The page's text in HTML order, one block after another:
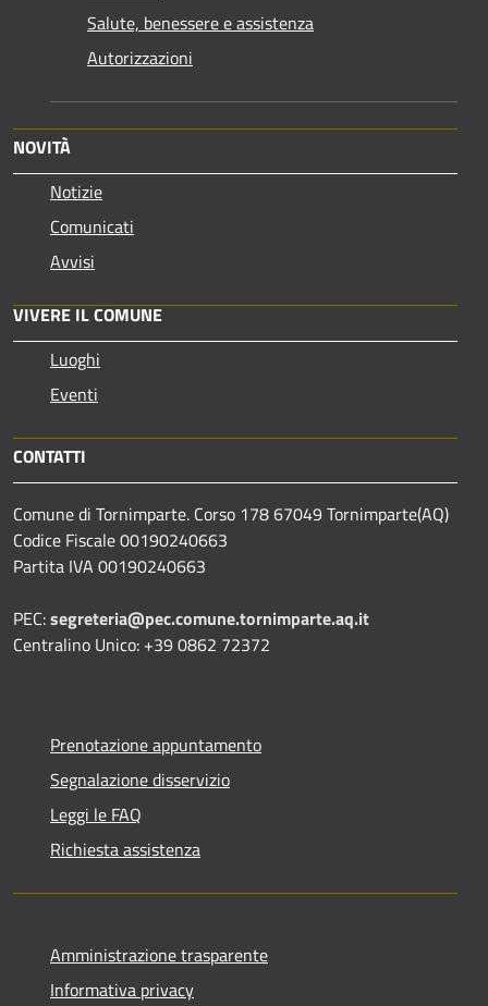
Salute, benessere e assistenza
Autorizzazioni
NOVITÀ
Notizie
Comunicati
Avvisi
VIVERE IL COMUNE
Luoghi
Eventi
CONTATTI
Comune di Tornimparte. Corso 178 67049 Tornimparte(AQ)
Codice Fiscale 00190240663
Partita IVA 00190240663
PEC:segreteria@pec.comune.tornimparte.aq.it
Centralino Unico: +39 0862 72372
Prenotazione appuntamento
Segnalazione disservizio
Leggi le FAQ
Richiesta assistenza
Amministrazione trasparente
Informativa privacy